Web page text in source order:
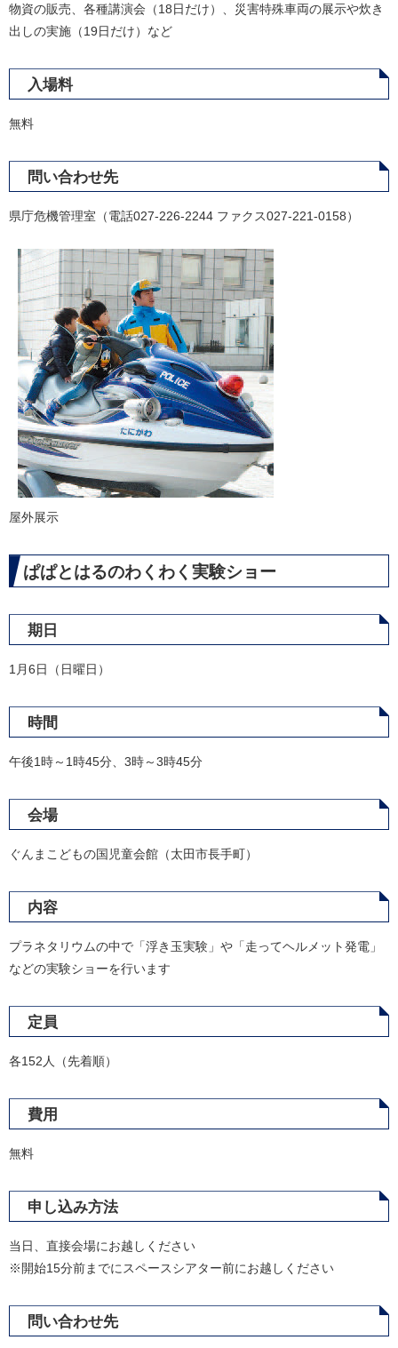
物資の販売、各種講演会（18日だけ）、災害特殊車両の展示や炊き
出しの実施（19日だけ）など
入場料
無料
問い合わせ先
県庁危機管理室（電話027-226-2244 ファクス027-221-0158）
屋外展示
ぱぱとはるのわくわく実験ショー
期日
1月6日（日曜日）
時間
午後1時～1時45分、3時～3時45分
会場
ぐんまこどもの国児童会館（太田市長手町）
内容
プラネタリウムの中で「浮き玉実験」や「走ってヘルメット発電」
などの実験ショーを行います
定員
各152人（先着順）
費用
無料
申し込み方法
当日、直接会場にお越しください
※開始15分前までにスペースシアター前にお越しください
問い合わせ先